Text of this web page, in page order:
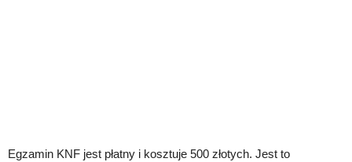
Egzamin KNF jest płatny i kosztuje 500 złotych. Jest to